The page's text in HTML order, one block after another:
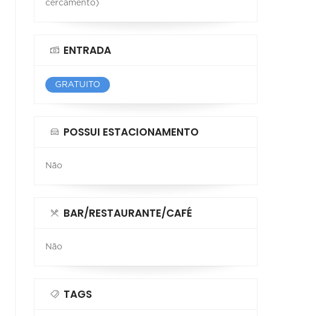
cercamento)
ENTRADA
GRATUITO
POSSUI ESTACIONAMENTO
Não
BAR/RESTAURANTE/CAFÉ
Não
TAGS